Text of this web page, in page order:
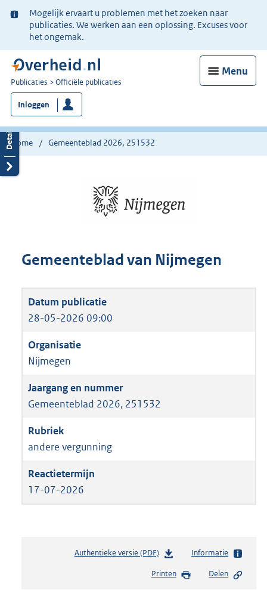
Ter
informatie:
Mogelijk ervaart u problemen met het zoeken naar
publicaties. We werken aan een oplossing. Excuses voor
het ongemak.
Menu
U
bent
nu
hier:
Publicaties Officiële publicaties
Inloggen
Home Gemeenteblad 2026, 251532
Gemeenteblad van Nijmegen
28-05-2026 09:00
Nijmegen
Gemeenteblad 2026, 251532
andere vergunning
17-07-2026
Authentieke versie (PDF)b
s
Informatie
Printen Delen